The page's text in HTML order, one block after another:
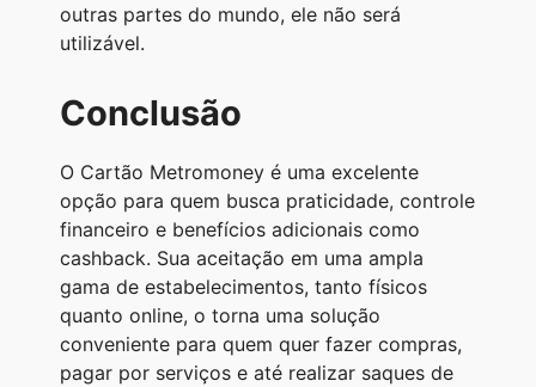
outras partes do mundo, ele não será
utilizável.
Conclusão
O Cartão Metromoney é uma excelente
opção para quem busca praticidade, controle
financeiro e benefícios adicionais como
cashback. Sua aceitação em uma ampla
gama de estabelecimentos, tanto físicos
quanto online, o torna uma solução
conveniente para quem quer fazer compras,
pagar por serviços e até realizar saques de